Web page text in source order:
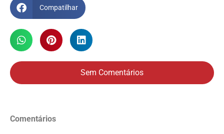
Compatilhar
Sem Comentários
Comentários